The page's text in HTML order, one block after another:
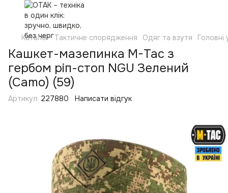
Каталог Тактичне спорядження Одяг та взутя Головні
Кашкет-мазепинка M-Tac з
гербом ріп-стоп NGU Зелений
(Camo) (59)
Артикул: 227880 Написати відгук